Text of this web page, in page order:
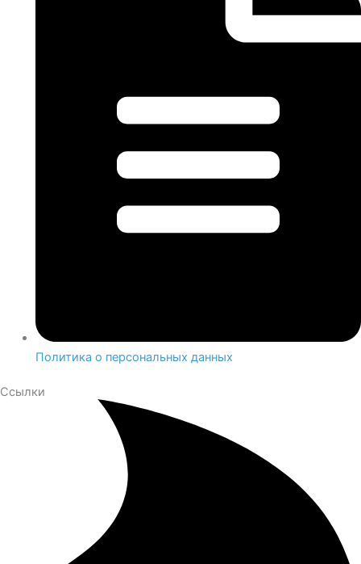
Политика о персональных данных
Ссылки